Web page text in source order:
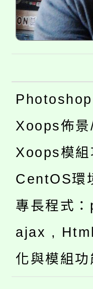
Xoops佈
Xoops模組
CentOS環
專長程式
ajax ,
化與模組功